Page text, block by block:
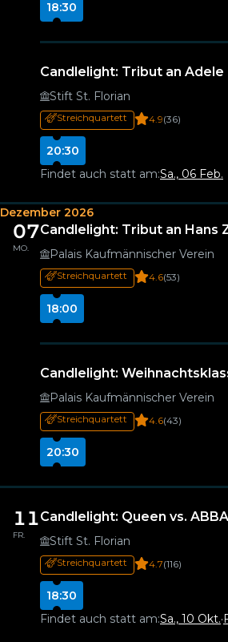
18:30
Candlelight: Tribut an Adele
Stift St. Florian
Streichquartett 4.9(36)
20:30
Findet auch statt am:Sa., 06 Feb.
Dezember 2026
07
MO.
Candlelight: Tribut an Hans
Palais Kaufmännischer Verein
Streichquartett 4.6(53)
18:00
Candlelight:
Palais Kaufmännischer Verein
Streichquartett 4.6(43)
20:30
11
FR.
Candlelight: Queen vs. ABBA
Stift St. Florian
Streichquartett 4.7(116)
18:30
Findet auch statt am:Sa., 10 Okt.·